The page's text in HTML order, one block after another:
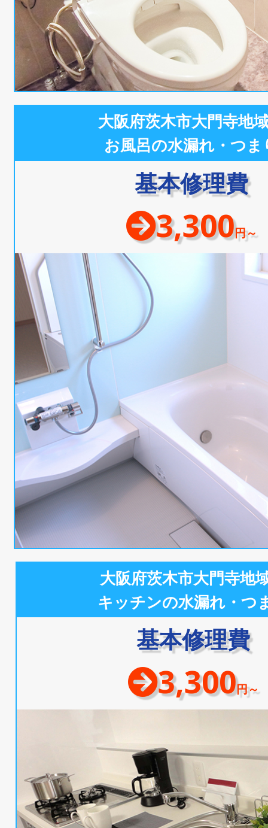
大阪府茨木市大門寺地
お風呂の水漏れ・つま
基本修理費
3,300円～
大阪府茨木市大門寺地
キッチンの水漏れ・つ
基本修理費
3,300円～